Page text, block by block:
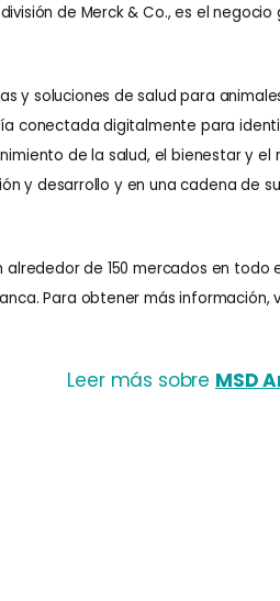
de Merck & Co., es el
y soluciones de salud para
conectada digitalmente para
de la salud, el bienestar y el
y desarrollo y en una cadena de
de 150 mercados en todo
Para obtener más información,
Leer más sobre MSD